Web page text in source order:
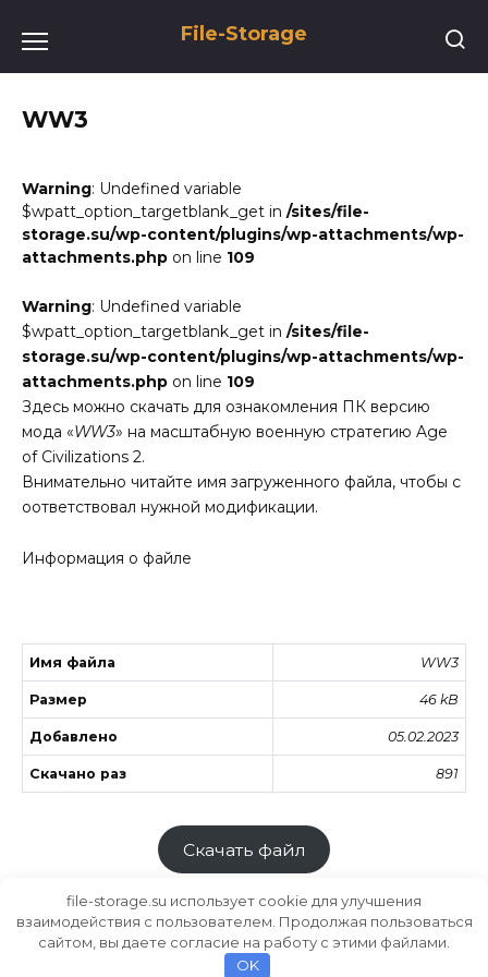
содержанию
File-Storage
WW3
Warning: Undefined variable
$wpatt_option_targetblank_get in /sites/file-
storage.su/wp-content/plugins/wp-attachments/wp-
attachments.php on line 109
Warning: Undefined variable
$wpatt_option_targetblank_get in /sites/file-
storage.su/wp-content/plugins/wp-attachments/wp-
attachments.php on line 109
Здесь можно скачать для ознакомления ПК версию
мода «WW3» на масштабную военную стратегию Age
of Civilizations 2.
Внимательно читайте имя загруженного файла, чтобы с
оответствовал нужной модификации.
Информация о файле
Имя файла WW3
Размер 46 kB
Добавлено 05.02.2023
Скачано раз 891
Скачать файл
Хранилище файлов
file-storage.su использует cookie для улучшения
взаимодействия с пользователем. Продолжая пользоваться
сайтом, вы даете согласие на работу с этими файлами.
OK